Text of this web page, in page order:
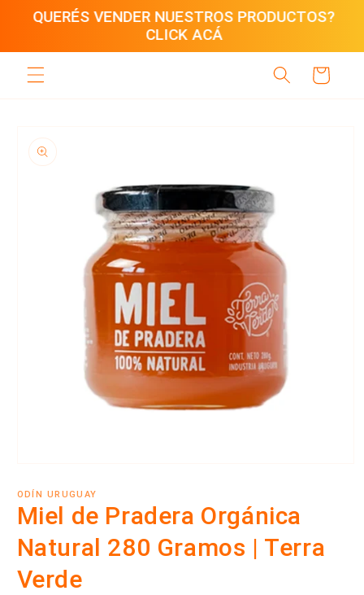
QUERÉS VENDER NUESTROS PRODUCTOS?
CLICK ACÁ
directamente
Carrito
a la
información
multimedia
1
en
ventana
modal
ODÍN URUGUAY
Miel de Pradera Orgánica
Natural 280 Gramos | Terra
Verde